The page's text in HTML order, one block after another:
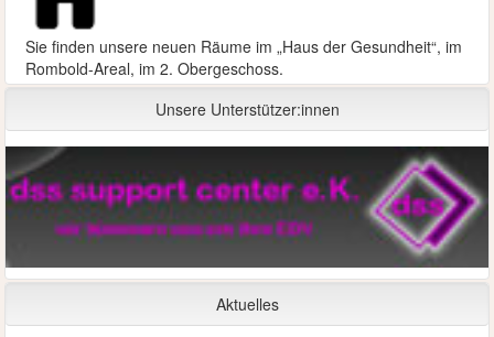
Sie finden unsere neuen Räume im „Haus der Gesundheit“, im
Rombold-Areal, im 2. Obergeschoss.
Unsere Unterstützer:innen
Aktuelles